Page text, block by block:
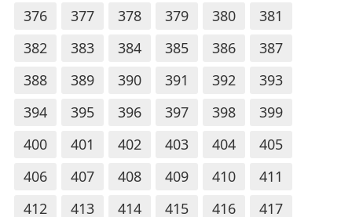
376
377 378 379 380
381
382
383 384 385 386
387
388
389 390 391 392
393
394
395 396 397 398
399
400
401 402 403 404
405
406
407 408 409 410
411
412
413 414 415 416 417